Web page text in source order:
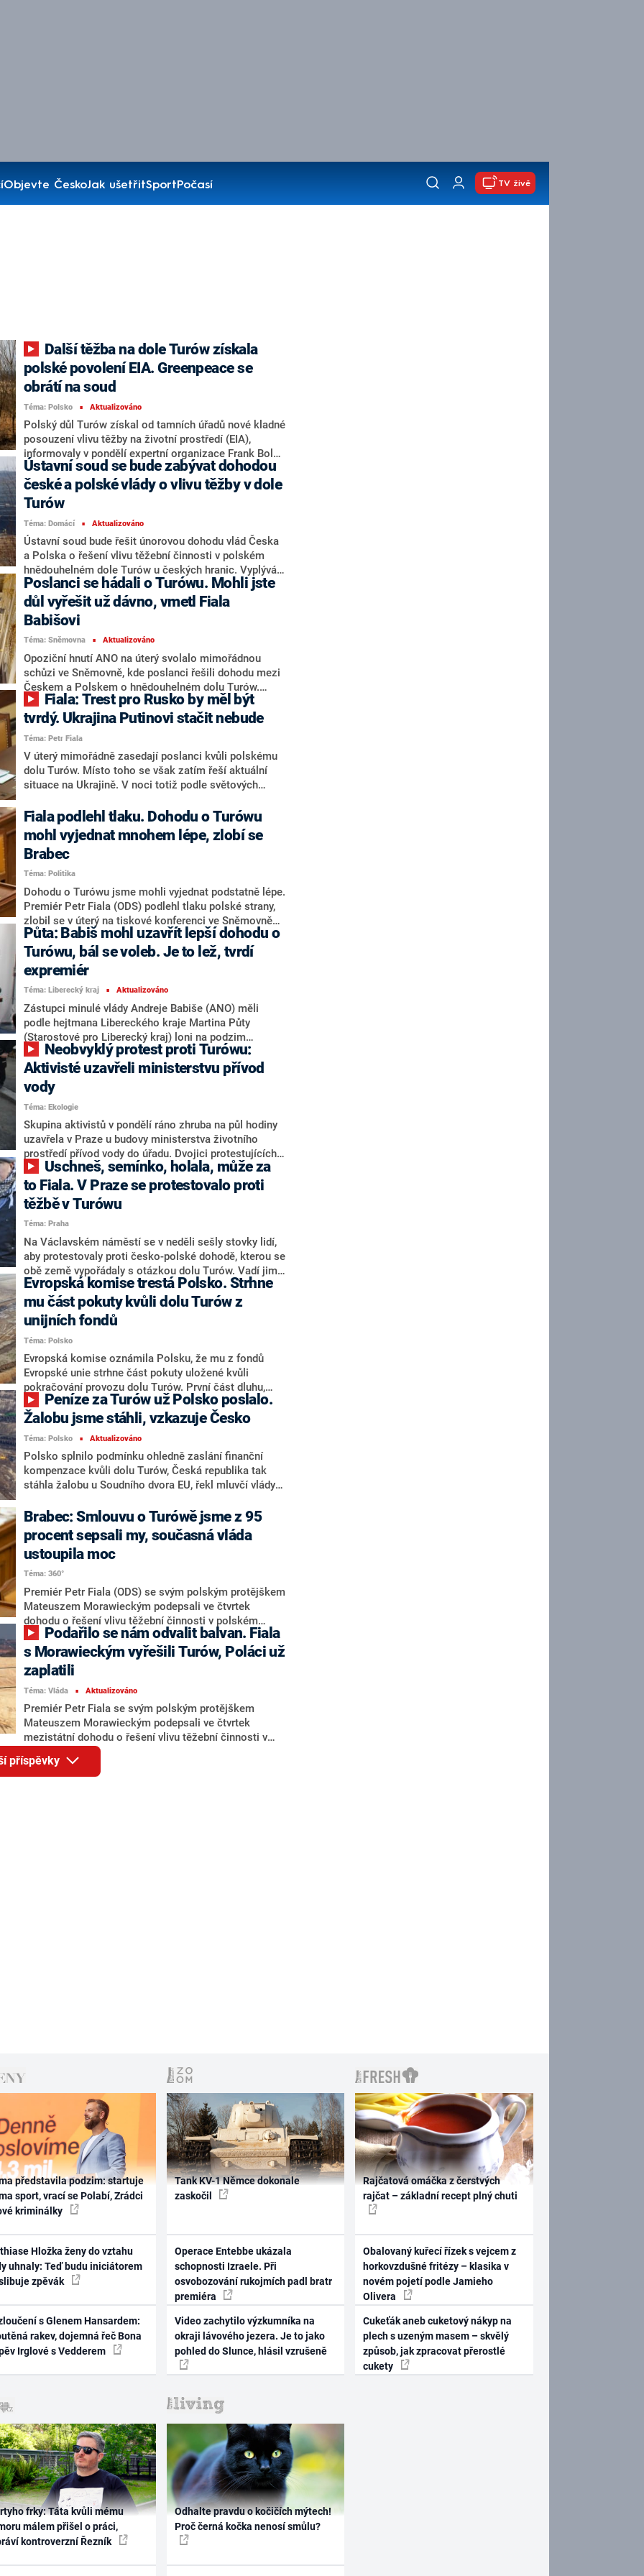
Objevte ČeskoJak ušetřitSportPočasí TV živě
polské povolení EIA. Greenpeace se
obrátí na soud
Téma: Polsko ■ Aktualizováno
Polský důl Turów získal od tamních úřadů nové kladné
posouzení vlivu těžby na životní prostředí (EIA),
informovaly v pondělí expertní organizace Frank Bold
a ekologická organizace Greenpeace. Polské orgány
tak mohou těžbu v dole povolit až do roku 2044.
Podle Frank Bold ale rozhodnutí vychází ze špatných
dat, kvůli kterým budou lidé na české straně hranice
dál přicházet o vodu. Greenpeace se chystá soudit.
Ústavní soud se bude zabývat dohodou
české a polské vlády o vlivu těžby v dole
Turów
Téma: Domácí ■ Aktualizováno
Ústavní soud bude řešit únorovou dohodu vlád Česka
a Polska o řešení vlivu těžební činnosti v polském
hnědouhelném dole Turów u českých hranic. Vyplývá
to z údajů na webu soudu, na které v pondělí
upozornila Česká televize. Ústavní stížnost podali lidé
z české obce Uhelná blízko dolu, podle kterých
mezistátní dohoda nezabrání škodám kvůli těžbě.
Dohodu podepsali 3. února předseda české vlády Petr
Fiala (ODS) a polský premiér Mateusz Morawiecki.
Česko následně stáhlo žalobu na Polsko kvůli Turówu
u Soudního dvora Evropské unie.
Poslanci se hádali o Turówu. Mohli jste
důl vyřešit už dávno, vmetl Fiala
Babišovi
Téma: Sněmovna ■ Aktualizováno
Opoziční hnutí ANO na úterý svolalo mimořádnou
schůzi ve Sněmovně, kde poslanci řešili dohodu mezi
Českem a Polskem o hnědouhelném dolu Turów.
Schůze měla na programu bod „selhání české vlády a
fatální důsledky dohody“. Poslanci si ale program
neschválili a schůze po 13. hodině skončila bez
závěru.
tvrdý. Ukrajina Putinovi stačit nebude
Téma: Petr Fiala
V úterý mimořádně zasedají poslanci kvůli polskému
dolu Turów. Místo toho se však zatím řeší aktuální
situace na Ukrajině. V noci totiž podle světových
separatistických území na východě země. V úvodu
schůze si vzal slovo premiér Petr Fiala (ODS). Podle
něj je Evropa krok od války, vyslovil se pro tvrdé
sankce pro Rusko.
Fiala podlehl tlaku. Dohodu o Turówu
mohl vyjednat mnohem lépe, zlobí se
Brabec
Téma: Politika
Dohodu o Turówu jsme mohli vyjednat podstatně lépe.
Premiér Petr Fiala (ODS) podlehl tlaku polské strany,
zlobil se v úterý na tiskové konferenci ve Sněmovně
bývalý ministr životního prostředí Richard Brabec
(ANO). ANO na úterý svolalo mimořádnou schůzi ve
Sněmovně, kde chce dohodu o dolu Turów řešit.
Půta: Babiš mohl uzavřít lepší dohodu o
Turówu, bál se voleb. Je to lež, tvrdí
expremiér
Téma: Liberecký kraj ■ Aktualizováno
Zástupci minulé vlády Andreje Babiše (ANO) měli
podle hejtmana Libereckého kraje Martina Půty
(Starostové pro Liberecký kraj) loni na podzim
možnost vyjednat lepší podmínky smlouvy o řešení
vlivů těžby v polském hnědouhelném dole Turów, ale
zřejmě se báli uzavřít dohodu krátce před sněmovními
volbami. Babiš označil Půtovo vyjádření za lež.
Polsko podle něj čekalo „na novou slabou vládu“.
Aktivisté uzavřeli ministerstvu přívod
vody
Téma: Ekologie
Skupina aktivistů v pondělí ráno zhruba na půl hodiny
uzavřela v Praze u budovy ministerstva životního
prostředí přívod vody do úřadu. Dvojici protestujících,
kteří poté bránili v přístupu k uzávěrům z obou stran
budovy, z místa odvedli policisté. Protest mířil proti
vládní dohodě o těžbě v polském hnědouhelném dole
Turów. Obyvatelé příhraničních obcí na české straně
poukazují na to, že v oblasti kvůli těžbě ubývá spodní
vody.
to Fiala. V Praze se protestovalo proti
těžbě v Turówu
Téma: Praha
Na Václavském náměstí se v neděli sešly stovky lidí,
aby protestovaly proti česko-polské dohodě, kterou se
obě země vypořádaly s otázkou dolu Turów. Vadí jim,
že Česko stáhlo žalobu u Soudního dvora Evropské
unie výměnou za finanční kompenzace.
Evropská komise trestá Polsko. Strhne
mu část pokuty kvůli dolu Turów z
unijních fondů
Téma: Polsko
Evropská komise oznámila Polsku, že mu z fondů
Evropské unie strhne část pokuty uložené kvůli
pokračování provozu dolu Turów. První část dluhu,
který má Polsko jako vůbec první země platit za
neuposlechnutí příkazu unijního soudu, činí přibližně
15 milionů eur (363 milionů korun), uvedl v úterý
mluvčí komise, podle něhož Brusel sumu Varšavě
odebere po uplynutí desetidenní lhůty.
Žalobu jsme stáhli, vzkazuje Česko
Téma: Polsko ■ Aktualizováno
Polsko splnilo podmínku ohledně zaslání finanční
kompenzace kvůli dolu Turów, Česká republika tak
stáhla žalobu u Soudního dvora EU, řekl mluvčí vlády
domluvenou částku v pátek odpoledne.
Brabec: Smlouvu o Turówě jsme z 95
procent sepsali my, současná vláda
ustoupila moc
Téma: 360°
Premiér Petr Fiala (ODS) se svým polským protějškem
Mateuszem Morawieckým podepsali ve čtvrtek
dohodu o řešení vlivu těžební činnosti v polském
hnědouhelném dole Turów. Exministr životního
prostředí Richard Brabec (ANO) a hejtman Libereckého
kraje Martin Půta (SLK) v pořadu 360° na CNN Prima
NEWS neskrývali svá nadšení. Brabec se však obává
pětileté lhůty na vypovězení smlouvy.
s Morawieckým vyřešili Turów, Poláci už
zaplatili
Téma: Vláda ■ Aktualizováno
Premiér Petr Fiala se svým polským protějškem
Mateuszem Morawieckým podepsali ve čtvrtek
mezistátní dohodu o řešení vlivu těžební činnosti v
polském hnědouhelném dole Turów. Polsko Česku již
zaplatilo náhradu 45 milionů eur za škody způsobené
těžbou v dole Turów a na pětileté délce soudního
příspěvky
představila podzim: startuje
sport, vrací se Polabí, Zrádci
kriminálky
Hložka ženy do vztahu
uhnaly: Teď budu iniciátorem
zpěvák
s Glenem Hansardem:
rakev, dojemná řeč Bona
Irglové s Vedderem
Tank KV-1 Němce dokonale
zaskočil
Operace Entebbe ukázala
schopnosti Izraele. Při
osvobozování rukojmích padl bratr
premiéra
Video zachytilo výzkumníka na
okraji lávového jezera. Je to jako
pohled do Slunce, hlásil vzrušeně
Rajčatová omáčka z čerstvých
rajčat – základní recept plný chuti
Obalovaný kuřecí řízek s vejcem z
horkovzdušné fritézy – klasika v
novém pojetí podle Jamieho
Olivera
Cukeťák aneb cuketový nákyp na
plech s uzeným masem – skvělý
způsob, jak zpracovat přerostlé
cukety
frky: Táta kvůli mému
málem přišel o práci,
kontroverzní Řezník
Odhalte pravdu o kočičích mýtech!
Proč černá kočka nenosí smůlu?